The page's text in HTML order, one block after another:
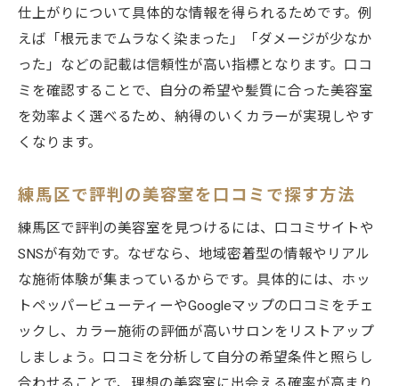
仕上がりについて具体的な情報を得られるためです。例
えば「根元までムラなく染まった」「ダメージが少なか
った」などの記載は信頼性が高い指標となります。口コ
ミを確認することで、自分の希望や髪質に合った美容室
を効率よく選べるため、納得のいくカラーが実現しやす
くなります。
練馬区で評判の美容室を口コミで探す方法
練馬区で評判の美容室を見つけるには、口コミサイトや
SNSが有効です。なぜなら、地域密着型の情報やリアル
な施術体験が集まっているからです。具体的には、ホッ
トペッパービューティーやGoogleマップの口コミをチェ
ックし、カラー施術の評価が高いサロンをリストアップ
しましょう。口コミを分析して自分の希望条件と照らし